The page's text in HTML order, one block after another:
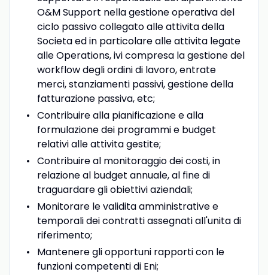
O&M Support nella gestione operativa del
ciclo passivo collegato alle attivita della
Societa ed in particolare alle attivita legate
alle Operations, ivi compresa la gestione del
workflow degli ordini di lavoro, entrate
merci, stanziamenti passivi, gestione della
fatturazione passiva, etc;
Contribuire alla pianificazione e alla
formulazione dei programmi e budget
relativi alle attivita gestite;
Contribuire al monitoraggio dei costi, in
relazione al budget annuale, al fine di
traguardare gli obiettivi aziendali;
Monitorare le validita amministrative e
temporali dei contratti assegnati all'unita di
riferimento;
Mantenere gli opportuni rapporti con le
funzioni competenti di Eni;